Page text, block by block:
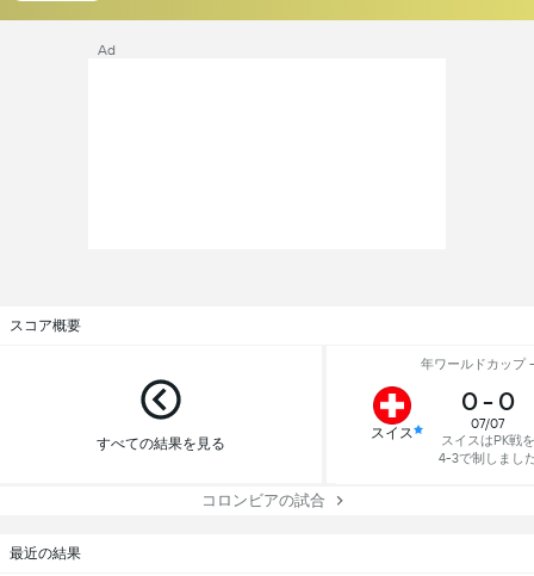
Ad
スコア概要
すべての結果を見る
年ワールドカップ
スイス
0- 0
07/07
スイスはPK戦を
4-3で制しまし
コロンビアの試合
最近の結果